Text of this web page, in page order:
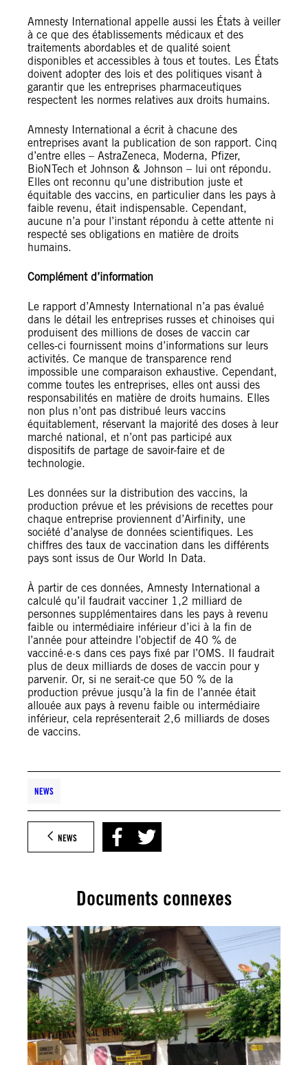
Amnesty International appelle aussi les États à veiller
à ce que des établissements médicaux et des
traitements abordables et de qualité soient
disponibles et accessibles à tous et toutes. Les États
doivent adopter des lois et des politiques visant à
garantir que les entreprises pharmaceutiques
respectent les normes relatives aux droits humains.
Amnesty International a écrit à chacune des
entreprises avant la publication de son rapport. Cinq
d’entre elles – AstraZeneca, Moderna, Pfizer,
BioNTech et Johnson & Johnson – lui ont répondu.
Elles ont reconnu qu’une distribution juste et
équitable des vaccins, en particulier dans les pays à
faible revenu, était indispensable. Cependant,
aucune n’a pour l’instant répondu à cette attente ni
respecté ses obligations en matière de droits
humains.
Complément d’information
Le rapport d’Amnesty International n’a pas évalué
dans le détail les entreprises russes et chinoises qui
produisent des millions de doses de vaccin car
celles-ci fournissent moins d’informations sur leurs
activités. Ce manque de transparence rend
impossible une comparaison exhaustive. Cependant,
comme toutes les entreprises, elles ont aussi des
responsabilités en matière de droits humains. Elles
non plus n’ont pas distribué leurs vaccins
équitablement, réservant la majorité des doses à leur
marché national, et n’ont pas participé aux
dispositifs de partage de savoir-faire et de
technologie.
Les données sur la distribution des vaccins, la
production prévue et les prévisions de recettes pour
chaque entreprise proviennent d’Airfinity, une
société d’analyse de données scientifiques. Les
chiffres des taux de vaccination dans les différents
pays sont issus de Our World In Data.
À partir de ces données, Amnesty International a
calculé qu’il faudrait vacciner 1,2 milliard de
personnes supplémentaires dans les pays à revenu
faible ou intermédiaire inférieur d’ici à la fin de
l’année pour atteindre l’objectif de 40 % de
vacciné·e·s dans ces pays fixé par l’OMS. Il faudrait
plus de deux milliards de doses de vaccin pour y
parvenir. Or, si ne serait-ce que 50 % de la
production prévue jusqu’à la fin de l’année était
allouée aux pays à revenu faible ou intermédiaire
inférieur, cela représenterait 2,6 milliards de doses
de vaccins.
NEWS
NEWS
Documents connexes